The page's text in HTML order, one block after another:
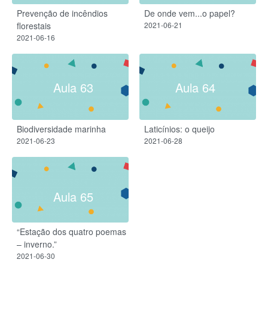
Prevenção de incêndios
florestais
2021-06-16
De onde vem...o papel?
2021-06-21
Aula 63
Biodiversidade marinha
2021-06-23
Aula 64
Laticínios: o queijo
2021-06-28
Aula 65
“Estação dos quatro poemas
– inverno.”
2021-06-30